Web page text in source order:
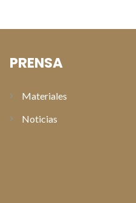
PRENSA
Materiales
Noticias